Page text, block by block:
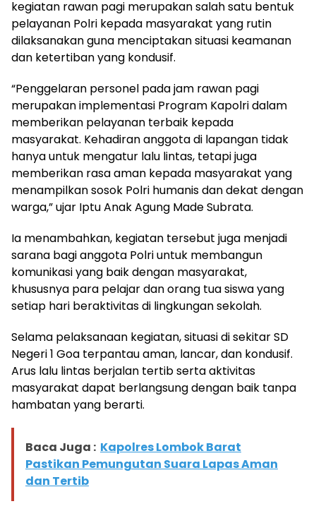
kegiatan rawan pagi merupakan salah satu bentuk
pelayanan Polri kepada masyarakat yang rutin
dilaksanakan guna menciptakan situasi keamanan
dan ketertiban yang kondusif.
“Penggelaran personel pada jam rawan pagi
merupakan implementasi Program Kapolri dalam
memberikan pelayanan terbaik kepada
masyarakat. Kehadiran anggota di lapangan tidak
hanya untuk mengatur lalu lintas, tetapi juga
memberikan rasa aman kepada masyarakat yang
menampilkan sosok Polri humanis dan dekat dengan
warga,” ujar Iptu Anak Agung Made Subrata.
Ia menambahkan, kegiatan tersebut juga menjadi
sarana bagi anggota Polri untuk membangun
komunikasi yang baik dengan masyarakat,
khususnya para pelajar dan orang tua siswa yang
setiap hari beraktivitas di lingkungan sekolah.
Selama pelaksanaan kegiatan, situasi di sekitar SD
Negeri 1 Goa terpantau aman, lancar, dan kondusif.
Arus lalu lintas berjalan tertib serta aktivitas
masyarakat dapat berlangsung dengan baik tanpa
hambatan yang berarti.
Baca Juga : Kapolres Lombok Barat
Pastikan Pemungutan Suara Lapas Aman
dan Tertib